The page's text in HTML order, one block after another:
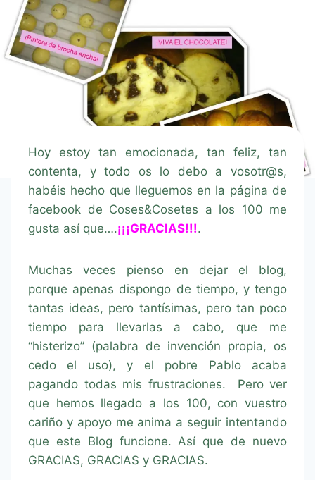
Hoy estoy tan emocionada, tan feliz, tan
contenta, y todo os lo debo a vosotr@s,
habéis hecho que lleguemos en la página de
facebook de Coses&Cosetes a los 100 me
gusta así que….¡¡¡GRACIAS!!!.
Muchas veces pienso en dejar el blog,
porque apenas dispongo de tiempo, y tengo
tantas ideas, pero tantísimas, pero tan poco
tiempo para llevarlas a cabo, que me
“histerizo” (palabra de invención propia, os
cedo el uso), y el pobre Pablo acaba
pagando todas mis frustraciones. Pero ver
que hemos llegado a los 100, con vuestro
cariño y apoyo me anima a seguir intentando
que este Blog funcione. Así que de nuevo
GRACIAS, GRACIAS y GRACIAS.